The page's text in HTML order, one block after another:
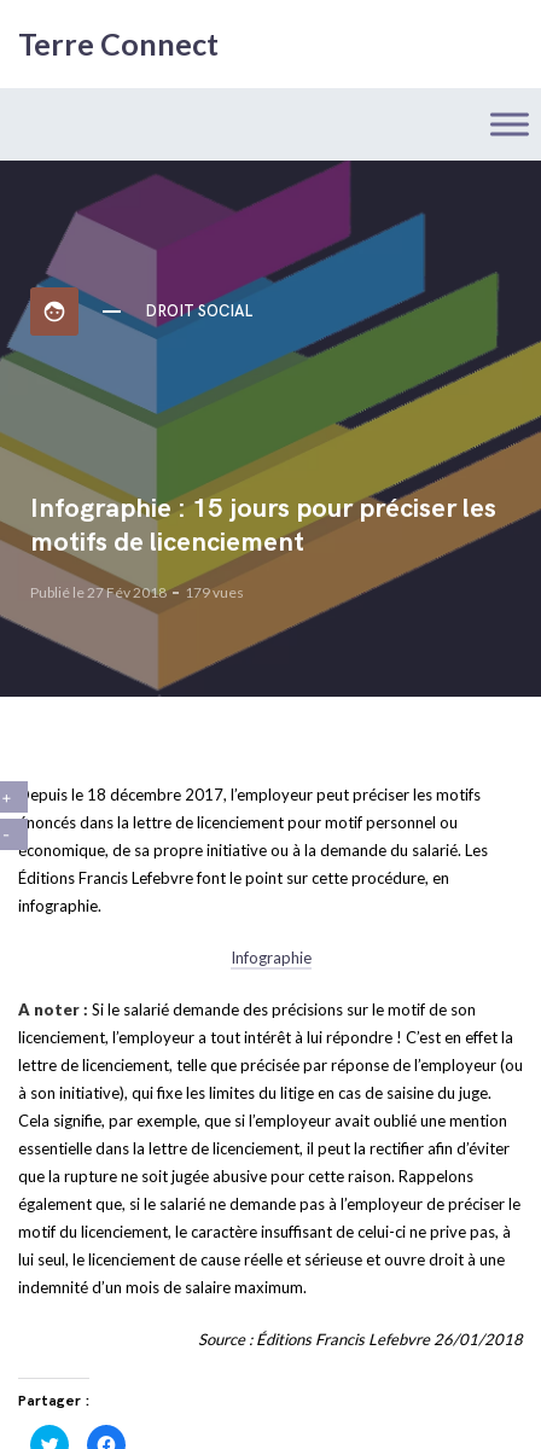
Terre Connect
face DROIT SOCIAL
Infographie : 15 jours pour préciser les
motifs de licenciement
Publié le 27 Fév 2018 179 vues
Depuis le 18 décembre 2017, l’employeur peut préciser les motifs
énoncés dans la lettre de licenciement pour motif personnel ou
économique, de sa propre initiative ou à la demande du salarié. Les
Éditions Francis Lefebvre font le point sur cette procédure, en
infographie.
Infographie
A noter : Si le salarié demande des précisions sur le motif de son
licenciement, l’employeur a tout intérêt à lui répondre ! C’est en effet la
lettre de licenciement, telle que précisée par réponse de l’employeur (ou
à son initiative), qui fixe les limites du litige en cas de saisine du juge.
Cela signifie, par exemple, que si l’employeur avait oublié une mention
essentielle dans la lettre de licenciement, il peut la rectifier afin d’éviter
que la rupture ne soit jugée abusive pour cette raison. Rappelons
également que, si le salarié ne demande pas à l’employeur de préciser le
motif du licenciement, le caractère insuffisant de celui-ci ne prive pas, à
lui seul, le licenciement de cause réelle et sérieuse et ouvre droit à une
indemnité d’un mois de salaire maximum.
Source : Éditions Francis Lefebvre 26/01/2018
Partager :
Cliquez Cliquez